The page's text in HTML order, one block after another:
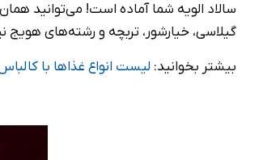
سالاد الویه شما آماده‌ است! می‌توانید
گیلاسی، خیارشور، تربچه و رشته‌های هویج
بیشتر بخوانید: لیست انواع غذاها با